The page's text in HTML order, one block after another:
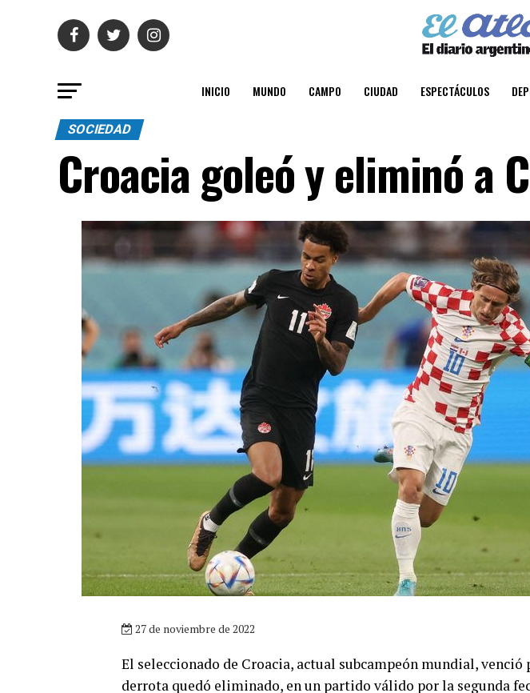
INICIO MUNDO CAMPO CIUDAD ESPECTÁCULOS
SOCIEDAD
Croacia goleó y eliminó a
27 de noviembre de 2022
El seleccionado de Croacia, actual subcampeón mundial, venció
derrota quedó eliminado, en un partido válido por la segunda